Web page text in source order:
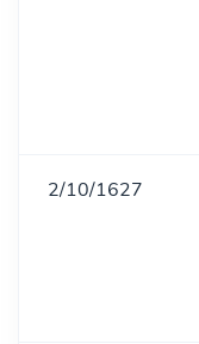
2/10/1627